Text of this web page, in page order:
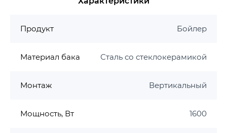
Гарантия: 7 лет на бак \ 2 года на
Продукт Бойлер
Материал бака Сталь со стеклокерамикой
Монтаж Вертикальный
Мощность, Вт 1600